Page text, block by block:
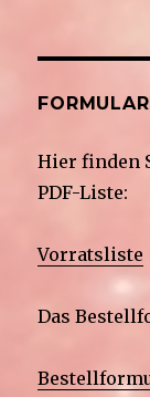
Hier finden
PDF-Liste:
Vorratsliste
Das